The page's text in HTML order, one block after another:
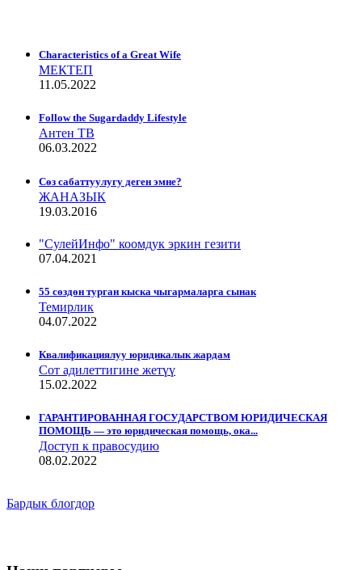
Characteristics of a Great Wife
МЕКТЕП
11.05.2022
Follow the Sugardaddy Lifestyle
Антен ТВ
06.03.2022
Сѳз сабаттуулугу деген эмне?
ЖАНАЗЫК
19.03.2016
"СулейИнфо" коомдук эркин гезити
07.04.2021
55 сөздөн турган кыска чыгармаларга сынак
Темирлик
04.07.2022
Квалификациялуу юридикалык жардам
Сот адилеттигине жетүү
15.02.2022
ГАРАНТИРОВАННАЯ ГОСУДАРСТВОМ ЮРИДИЧЕСКАЯ
ПОМОЩЬ — это юридическая помощь, ока...
Доступ к правосудию
08.02.2022
Бардык блогдор